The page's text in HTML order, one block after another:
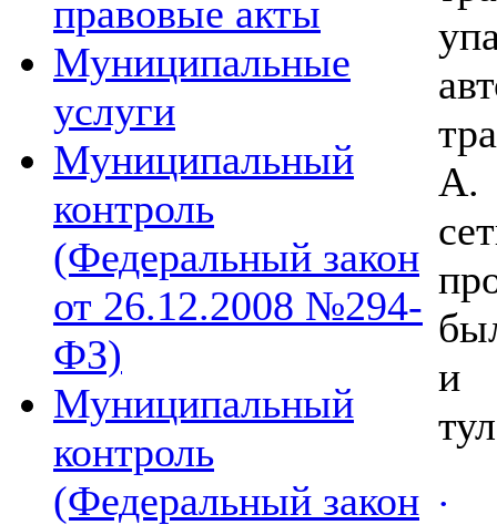
правовые акты
Муниципальные
услуги
Муниципальный
контроль
(Федеральный закон
от 26.12.2008 №294-
ФЗ)
Муниципальный
контроль
(Федеральный закон
А.
и
.